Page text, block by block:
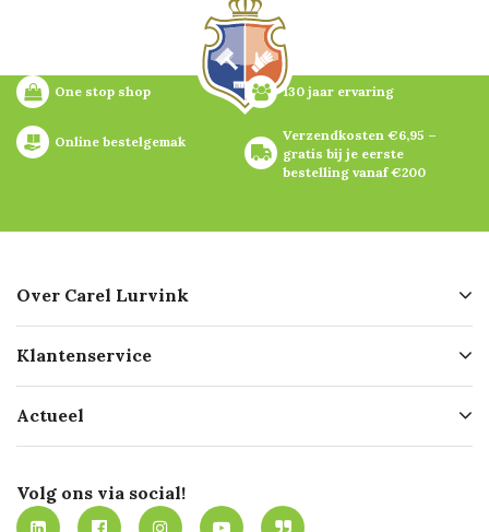
One stop shop 130 jaar ervaring
Online bestelgemak
Verzendkosten €6,95 –
gratis bij je eerste
bestelling vanaf €200
Over Carel Lurvink
Geschiedenis
Missie
Werken bij Carel Lurvink
MVO
Klantenservice
Bezorgen
Mijn Carel Lurvink
Mijn Carel Lurvink instructievideo's
Actueel
Innovation LAB
Tevreden klanten
Volg ons via social!